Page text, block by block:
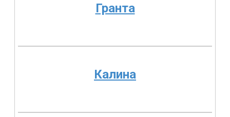
Гранта
Калина